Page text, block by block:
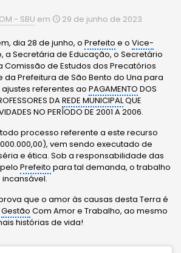
- SBU em 29 de junho de 2023
dia 28 de junho, oPrefeito e oVice-
a Secretária de Educação, o Secretário
Comissão de Estudos dos Precatórios
Prefeitura de São Bento do Una para
referentes aoPAGAMENTO DOS
DAREDE MUNICIPALQUE
NO PERÍODO DE 2001 A 2006.
processo referente a este recurso
vem sendo executado de
e ética. Sob a responsabilidade das
peloPrefeito para tal demanda, o trabalho
que o amor às causas desta Terra é
Gestão Com Amor e Trabalho, ao mesmo
histórias de vida!